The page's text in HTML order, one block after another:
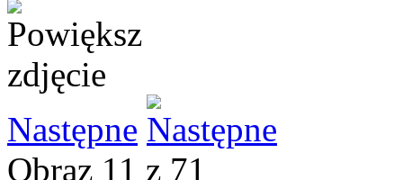
Następne
Obraz 11 z 71